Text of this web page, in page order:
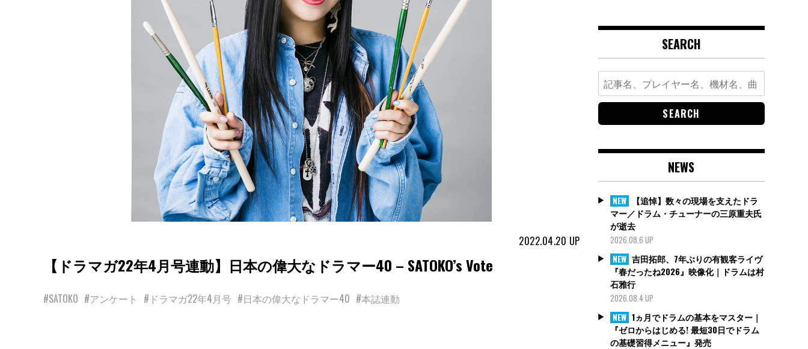
2022.04.20 UP
【ドラマガ22年4月号連動】日本の偉大なドラマー40 – SATOKO’s Vote
#SATOKO #アンケート #ドラマガ22年4月号 #日本の偉大なドラマー40 #本誌連動
SEARCH
Search
for:
NEWS
NEW
【追悼】数々の現場を支えたドラ
マー／ドラム・チューナーの三原重夫氏
が逝去
2026.08.6 UP
NEW 吉田拓郎、7年ぶりの有観客ライヴ
『春だったね2026』映像化｜ドラムは村
石雅行
2026.08.4 UP
NEW 1ヵ月でドラムの基本をマスター｜
『ゼロからはじめる! 最短30日でドラム
の基礎習得メニュー』発売